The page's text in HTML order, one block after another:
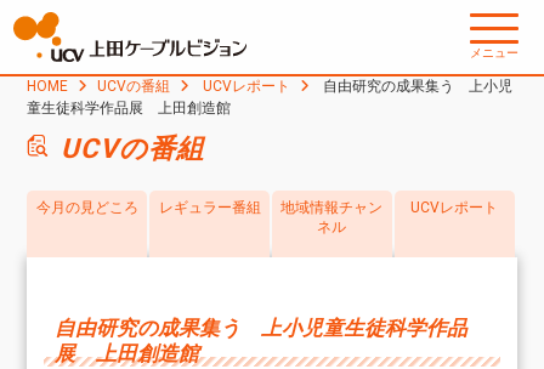
メニュー
HOME UCVの番組 UCVレポート
自由研究の成果集う 上小児
童生徒科学作品展 上田創造館
UCVの番組
今月の見どころ レギュラー番組
地域情報チャン
ネル
UCVレポート
自由研究の成果集う 上小児童生徒科学作品
展 上田創造館